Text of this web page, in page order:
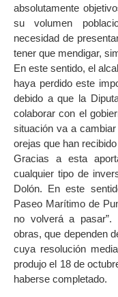
absolutamente
su volumen
necesidad de
tener que mendigar,
En este sentido, el
haya perdido este
debido a que la
colaborar con el
situación va a
orejas que han
Gracias a esta
cualquier tipo de
Dolón. En este
Paseo Marítimo de
no volverá a pasar”.
obras, que dependen
cuya resolución
produjo el 18 de
haberse completado.